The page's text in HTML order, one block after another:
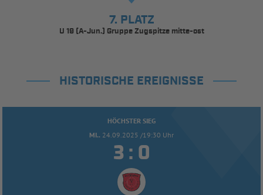
7. PLATZ
U 19 (A-Jun.) Gruppe Zugspitze mitte-ost
HISTORISCHE EREIGNISSE
HÖCHSTER SIEG
MI.. 24.09.2025 /19:30 Uhr
 : 